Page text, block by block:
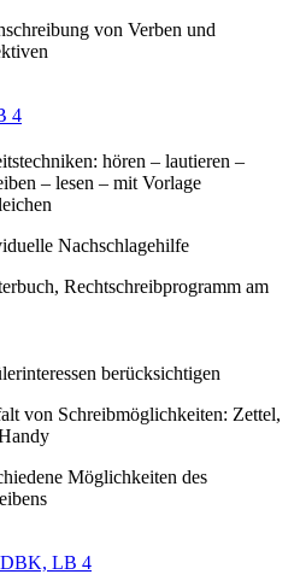
von Verben und
4
hören – lautieren –
– lesen – mit Vorlage
Nachschlagehilfe
Rechtschreibprogramm am
berücksichtigen
von Schreibmöglichkeiten: Zettel,
Möglichkeiten des
LB 4